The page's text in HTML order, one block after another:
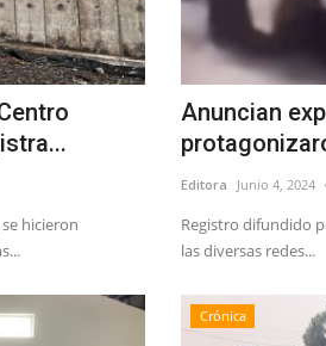
hicieron
Anuncian
Editora Junio 4, 2024
Registro difundido
las diversas redes...
Crónica